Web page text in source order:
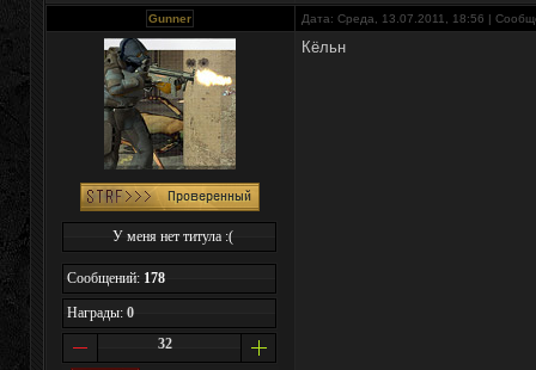
Gunner Дата: Среда, 13.07.2011, 18:56 |
У меня нет титула :(
Сообщений: 178
Награды: 0
32
Кёльн